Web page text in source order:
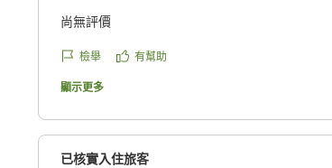
尚無評價
檢舉 有幫助
顯示更多
已核實入住旅客